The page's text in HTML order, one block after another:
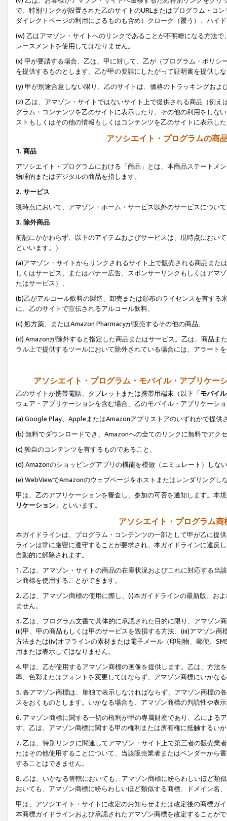
で、特別リンクが設置された乙のサイトのURLまたはプログラム・コ
ダイレクトページの利用によるものも含め）クローク（覆う）、ハイ
(w) 乙はアマゾン・サイトへのリンクであることが不明瞭になる方法
レースメントを使用してはなりません。
(x) 甲が要請する場合、乙は、甲に対して、乙が（プログラム・ポリ
を提供するものとします。乙が甲の要請にしたがって証明書を提供し
(y) 甲が別途合意しない限り、乙のサイトは、価格のトラッキングお
(z) 乙は、アマゾン・サイトではないサイト上で提供される商品（例
グラム・コンテンツを乙のサイトに表示したり、その他の利用をしな
ストもしくはその他の情報もしくはコンテンツを乙のサイトに表示し
アソシエイト・プログラムの商
1. 商品
アソシエイト・プログラムにおける「商品」とは、本商品ステートメ
物理的またはデジタルの商品を指します。
2. サービス
現時点において、アマゾン・ホーム・サービス以外のサービスについ
3. 除外商品
前記にかかわらず、以下のアイテムおよびサービスは、現時点におい
といいます。）
(a)アマゾン・サイトからリンクされるサイト上で販売される商品ま
しくはサービス、またはバナー広告、スポンサーリンクもしくはアマ
たはサービス）、
(b)乙がアルコール飲料の製造、卸売または頒布のライセンスを有す
に、乙のサイトで宣伝されるアルコール飲料、
(c) 処方薬、またはAmazon Pharmacyが販売するその他の商品、
(d) Amazonが除外すると指定した商品またはサービス。乙は、商品ま
ラル上で提供するツールにおいて除外されている場合には、アラート
アソシエイト・プログラム・モバイル・アプリケー
乙のサイトが携帯電話、タブレットまたは携帯用端末（以下「モバイ
ウェア・アプリケーションを含む場合、乙のモバイル・アプリケーシ
(a) Google Play、AppleまたはAmazonアプリストアのいずれかで提供
(b) 無料でダウンロードでき、Amazonへの全てのリンクに無料でアク
(c) 独自のコンテンツを有するものであること、
(d) Amazonのショッピングアプリの機能を模倣（エミュレート）しな
(e) WebViewでAmazonのウェブページをホストまたはレンダリングし
甲は、乙のアプリケーションを審査し、参加の可否を通知します。 本
リケーション 」といいます。
アソシエイト・プログラム
本ガイドラインは、プログラム・コンテンツの一部として甲が乙に提
ラインは常に厳密に遵守することが要求され、本ガイドラインに違反
自動的に解除されます。
1. 乙は、アマゾン・サイトの商品の在庫状況およびこれに対応する
ン商標を使用することができます。
2. 乙は、アマゾン商標の使用に際し、(i)本ガイドラインの最新版、お
ません。
3. 乙は、プログラム文書で具体的に承認された目的に限り、アマゾン
(ii)甲、甲の商品もしくは甲のサービスを毀損する方法、(iii)アマゾン
方法または(iv)オフラインの素材または電子メール（印刷物、郵便、
用または表示してはなりません。
4. 甲は、乙が使用するアマゾン商標の画像を提供します。乙は、方
率、色彩またはフォントを変更してはならず、アマゾン商標にいかな
5. 各アマゾン商標は、単独で表示しなければならず、アマゾン商標
スをおくものとします。いかなる場合も、アマゾン商標の判読性や表
6. アマゾン商標に関する一切の権利が甲の専属財産であり、乙による
す。乙は、アマゾン商標に関する甲の権利または所有権に抵触するい
7. 乙は、特別リンクに関連してアマゾン・サイト上で第三者の販売
たはその他使用することについて、当該販売業者またはベンダーから
することはできません。
8. 乙は、いかなる管轄においても、アマゾン商標に紛らわしいほど類
おいても、アマゾン商標に紛らわしいほど類似する商標、ドメイン名
甲は、アソシエイト・サイトに改定のお知らせまたは改定後の商標ガ
本商標ガイドラインおよび承認されたアマゾン商標を改定することが